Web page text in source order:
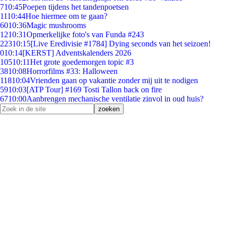
710:45Poepen tijdens het tandenpoetsen
1110:44Hoe hiermee om te gaan?
6010:36Magic mushrooms
1210:31Opmerkelijke foto's van Funda #243
22310:15[Live Eredivisie #1784] Dying seconds van het seizoen!
010:14[KERST] Adventskalenders 2026
10510:11Het grote goedemorgen topic #3
3810:08Horrorfilms #33: Halloween
11810:04Vrienden gaan op vakantie zonder mij uit te nodigen
5910:03[ATP Tour] #169 Tosti Tallon back on fire
6710:00Aanbrengen mechanische ventilatie zinvol in oud huis?